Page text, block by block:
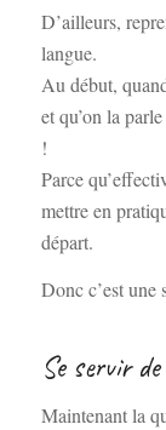
D’ailleurs,
langue.
Au début,
et qu’on la
!
Parce
mettre en
départ.
Donc c’est une
Se servir
Maintenant la